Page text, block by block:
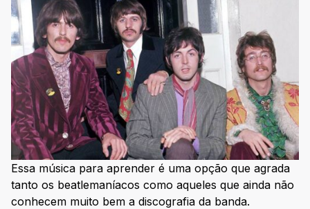
Essa música para aprender é uma opção que agrada
tanto os beatlemaníacos como aqueles que ainda não
conhecem muito bem a discografia da banda.